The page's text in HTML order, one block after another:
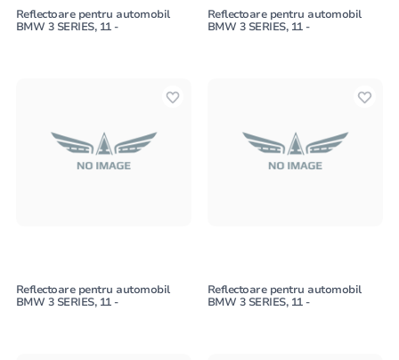
Reflectoare pentru automobil
BMW 3 SERIES, 11 -
Reflectoare pentru automobil
BMW 3 SERIES, 11 -
Reflectoare pentru automobil
BMW 3 SERIES, 11 -
Reflectoare pentru automobil
BMW 3 SERIES, 11 -